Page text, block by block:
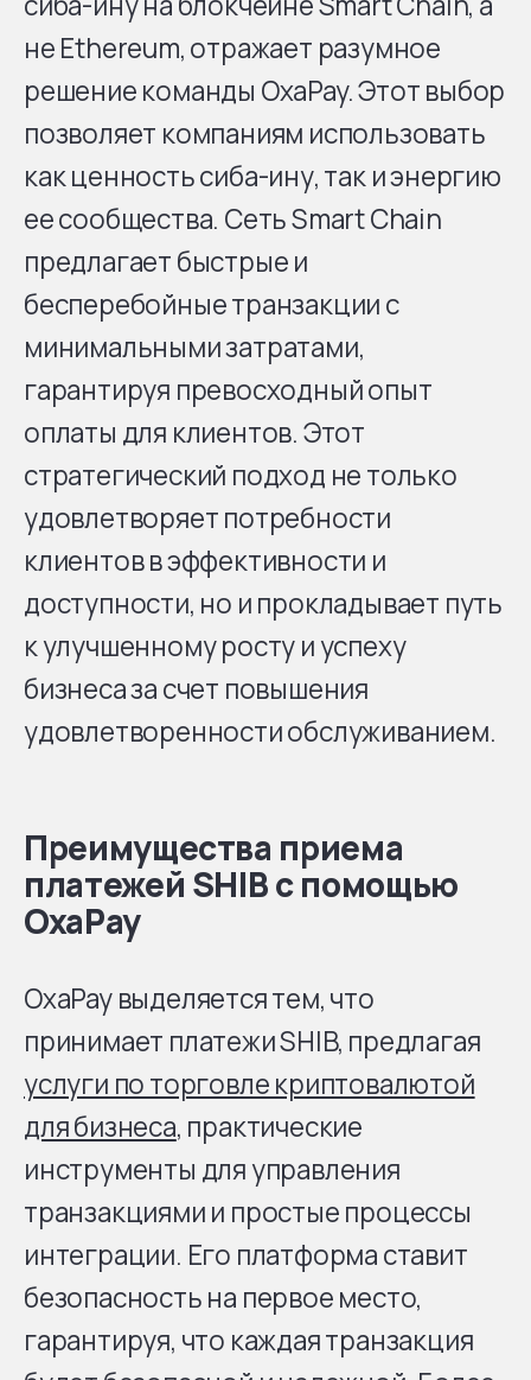
не Ethereum, отражает разумное
решение команды OxaPay. Этот выбор
позволяет компаниям использовать
как ценность сиба-ину, так и энергию
ее сообщества. Сеть Smart Chain
предлагает быстрые и
бесперебойные транзакции с
минимальными затратами,
гарантируя превосходный опыт
оплаты для клиентов. Этот
стратегический подход не только
удовлетворяет потребности
клиентов в эффективности и
доступности, но и прокладывает путь
к улучшенному росту и успеху
бизнеса за счет повышения
удовлетворенности обслуживанием.
Преимущества приема
платежей SHIB с помощью
OxaPay
OxaPay выделяется тем, что
принимает платежи SHIB, предлагая
услуги по торговле криптовалютой
для бизнеса, практические
инструменты для управления
транзакциями и простые процессы
интеграции. Его платформа ставит
безопасность на первое место,
гарантируя, что каждая транзакция